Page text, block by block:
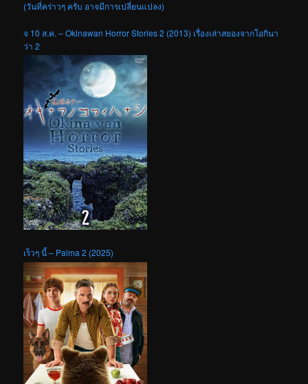
(วันที่คร่าวๆ ครับ อาจมีการเปลี่ยนแปลง)
จ 10 ส.ค. – Okinawan Horror Stories 2 (2013) เรื่องเล่าสยองจากโอกินา
ว่า 2
เร็วๆ นี้ – Palma 2 (2025)